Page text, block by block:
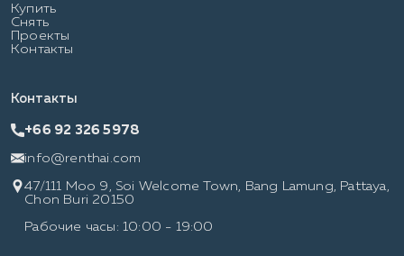
Купить
Снять
Проекты
Контакты
Контакты
+66 92 326 5978
info@renthai.com
47/111 Moo 9, Soi Welcome Town, Bang Lamung, Pattaya,
Chon Buri 20150
Рабочие часы: 10:00 - 19:00